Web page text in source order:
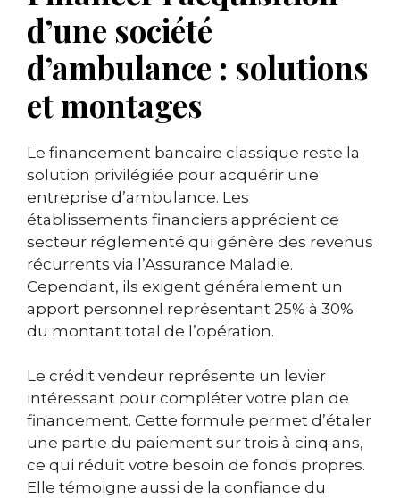
d’une société
d’ambulance : solutions
et montages
Le financement bancaire classique reste la
solution privilégiée pour acquérir une
entreprise d’ambulance. Les
établissements financiers apprécient ce
secteur réglementé qui génère des revenus
récurrents via l’Assurance Maladie.
Cependant, ils exigent généralement un
apport personnel représentant 25% à 30%
du montant total de l’opération.
Le crédit vendeur représente un levier
intéressant pour compléter votre plan de
financement. Cette formule permet d’étaler
une partie du paiement sur trois à cinq ans,
ce qui réduit votre besoin de fonds propres.
Elle témoigne aussi de la confiance du